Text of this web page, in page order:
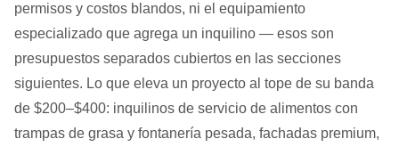
permisos y costos blandos, ni el equipamiento
especializado que agrega un inquilino — esos son
presupuestos separados cubiertos en las secciones
siguientes. Lo que eleva un proyecto al tope de su banda
de $200–$400: inquilinos de servicio de alimentos con
trampas de grasa y fontanería pesada, fachadas premium,